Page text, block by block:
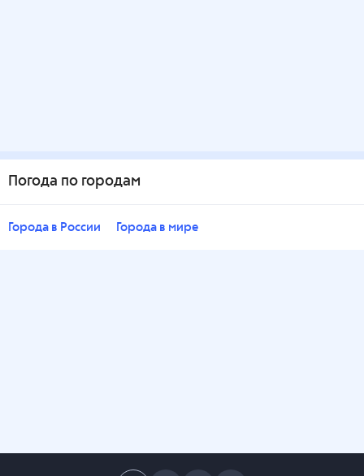
Погода по городам
Города в России Города в мире